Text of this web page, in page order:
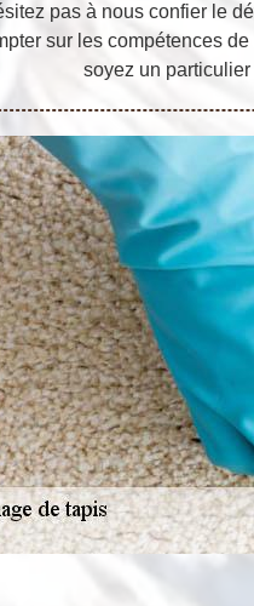
pas à nous confier le
sur les compétences
soyez un